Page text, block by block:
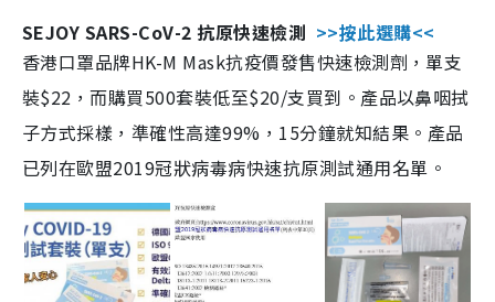
SEJOY SARS-CoV-2 抗原快速檢測 >>按此選購<<
香港口罩品牌HK-M Mask抗疫價發售快速檢測劑，單支
裝$22，而購買500套裝低至$20/支買到。產品以鼻咽拭
子方式採樣，準確性高達99%，15分鐘就知結果。產品
已列在歐盟2019冠狀病毒病快速抗原測試通用名單。